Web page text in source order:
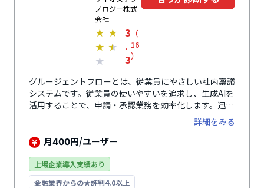
ノロジー株式
会社
★ ★
★ ★
★
3
.
3
（
16
）
グルージェントフローとは、従業員にやさしい社内稟議
システムです。従業員の使いやすいを追求し、生成AIを
活用することで、申請・承認業務を効率化します。迅速
な問い合わせ対応も特徴で、導入時は専属担当がインス
トール・初期設定をサポートします。さらに、導入後は
管理者向けステップアップセミナーの開催など、継続的
詳細をみる
月400円/ユーザー
上場企業導入実績あり
金融業界からの★評判4.0以上